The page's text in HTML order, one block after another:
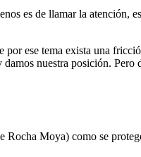
es de llamar la atención,
ese tema exista una
nuestra posición.
Moya) como se